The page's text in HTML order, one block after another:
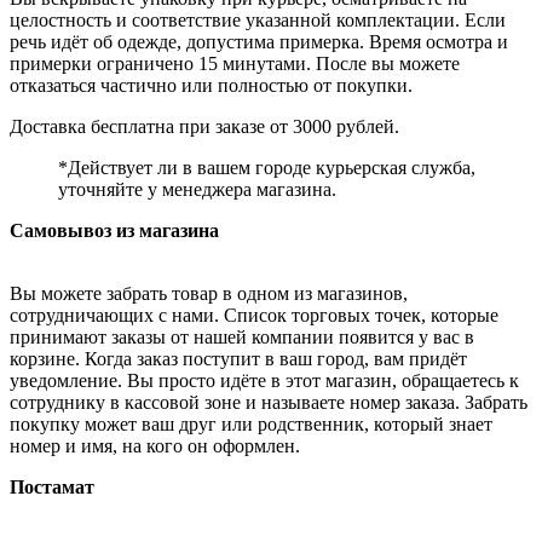
целостность и соответствие указанной комплектации. Если
речь идёт об одежде, допустима примерка. Время осмотра и
примерки ограничено 15 минутами. После вы можете
отказаться частично или полностью от покупки.
Доставка бесплатна при заказе от 3000 рублей.
*Действует ли в вашем городе курьерская служба,
уточняйте у менеджера магазина.
Самовывоз из магазина
Вы можете забрать товар в одном из магазинов,
сотрудничающих с нами. Список торговых точек, которые
принимают заказы от нашей компании появится у вас в
корзине. Когда заказ поступит в ваш город, вам придёт
уведомление. Вы просто идёте в этот магазин, обращаетесь к
сотруднику в кассовой зоне и называете номер заказа. Забрать
покупку может ваш друг или родственник, который знает
номер и имя, на кого он оформлен.
Постамат